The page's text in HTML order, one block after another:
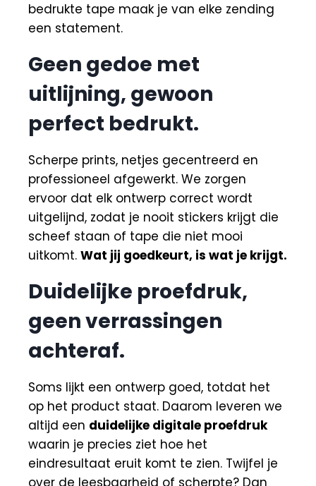
bedrukte tape maak je van elke zending
een statement.
Geen gedoe met
uitlijning, gewoon
perfect bedrukt.
Scherpe prints, netjes gecentreerd en
professioneel afgewerkt. We zorgen
ervoor dat elk ontwerp correct wordt
uitgelijnd, zodat je nooit stickers krijgt die
scheef staan of tape die niet mooi
uitkomt. Wat jij goedkeurt, is wat je krijgt.
Duidelijke proefdruk,
geen verrassingen
achteraf.
Soms lijkt een ontwerp goed, totdat het
op het product staat. Daarom leveren we
altijd een duidelijke digitale proefdruk
waarin je precies ziet hoe het
eindresultaat eruit komt te zien. Twijfel je
over de leesbaarheid of scherpte? Dan